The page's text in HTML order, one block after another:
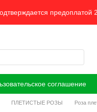
предоплатой
соглашение
ПЛЕТИСТЫЕ РОЗЫ Роза